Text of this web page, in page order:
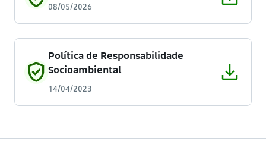
08/05/2026
Política de Responsabilidade
Socioambiental
14/04/2023